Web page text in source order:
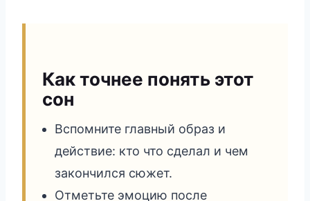
Как точнее понять этот
сон
Вспомните главный образ и
действие: кто что сделал и чем
закончился сюжет.
Отметьте эмоцию после